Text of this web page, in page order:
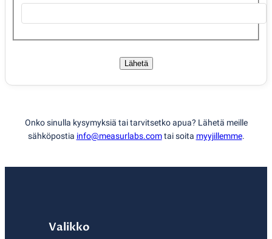
Lähetä
Onko sinulla kysymyksiä tai tarvitsetko apua? Lähetä meille
sähköpostia info@measurlabs.comtai soita myyjillemme.
Valikko